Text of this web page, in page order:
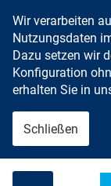
Wir verarbeiten
Nutzungsdaten
Dazu setzen wir
Konfiguration
erhalten Sie in
Schließen